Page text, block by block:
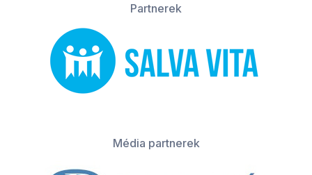
Partnerek
Média partnerek